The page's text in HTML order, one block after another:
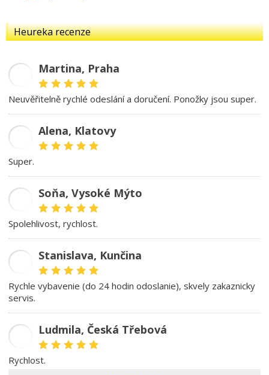
Heureka recenze
Martina, Praha
Neuvěřitelně rychlé odeslání a doručení. Ponožky jsou super.
Alena, Klatovy
Super.
Soňa, Vysoké Mýto
spolehlivost, rychlost.
Stanislava, Kunčina
rychle vybavenie (do 24 hodin odoslanie), skvely zakaznicky
servis.
Ludmila, Česká Třebová
rychlost.